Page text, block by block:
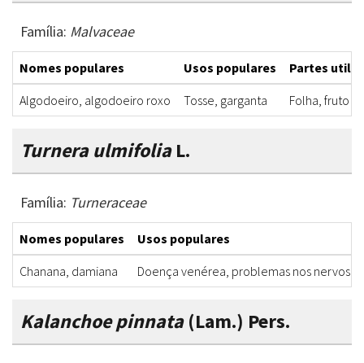
Família: Malvaceae
Nomes populares Usos populares
Partes
Algodoeiro, algodoeiro roxo
Tosse, garganta Folha, fruto
Turnera ulmifoliaL.
Família: Turneraceae
Nomes populares Usos populares
Chanana, damiana
Doença venérea, problemas nos nervos
Kalanchoe pinnata(Lam.) Pers.